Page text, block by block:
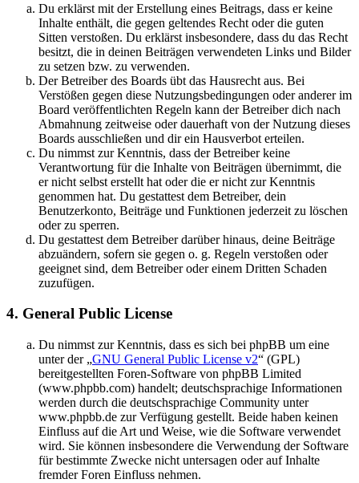
Du erklärst mit der Erstellung eines Beitrags, dass er keine
Inhalte enthält, die gegen geltendes Recht oder die guten
Sitten verstoßen. Du erklärst insbesondere, dass du das Recht
besitzt, die in deinen Beiträgen verwendeten Links und Bilder
zu setzen bzw. zu verwenden.
Der Betreiber des Boards übt das Hausrecht aus. Bei
Verstößen gegen diese Nutzungsbedingungen oder anderer im
Board veröffentlichten Regeln kann der Betreiber dich nach
Abmahnung zeitweise oder dauerhaft von der Nutzung dieses
Boards ausschließen und dir ein Hausverbot erteilen.
Du nimmst zur Kenntnis, dass der Betreiber keine
Verantwortung für die Inhalte von Beiträgen übernimmt, die
er nicht selbst erstellt hat oder die er nicht zur Kenntnis
genommen hat. Du gestattest dem Betreiber, dein
Benutzerkonto, Beiträge und Funktionen jederzeit zu löschen
oder zu sperren.
Du gestattest dem Betreiber darüber hinaus, deine Beiträge
abzuändern, sofern sie gegen o. g. Regeln verstoßen oder
geeignet sind, dem Betreiber oder einem Dritten Schaden
zuzufügen.
4. General Public License
Du nimmst zur Kenntnis, dass es sich bei phpBB um eine
unter der „GNU General Public License v2“ (GPL)
bereitgestellten Foren-Software von phpBB Limited
(www.phpbb.com) handelt; deutschsprachige Informationen
werden durch die deutschsprachige Community unter
www.phpbb.de zur Verfügung gestellt. Beide haben keinen
Einfluss auf die Art und Weise, wie die Software verwendet
wird. Sie können insbesondere die Verwendung der Software
für bestimmte Zwecke nicht untersagen oder auf Inhalte
fremder Foren Einfluss nehmen.